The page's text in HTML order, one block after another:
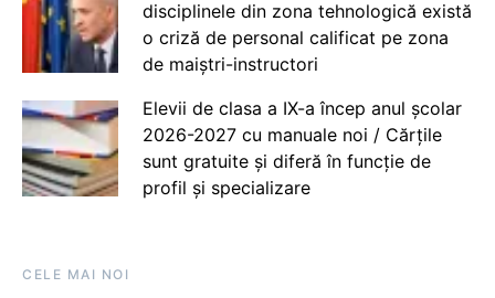
disciplinele din zona tehnologică există
o criză de personal calificat pe zona
de maiștri-instructori
Elevii de clasa a IX-a încep anul școlar
2026-2027 cu manuale noi / Cărțile
sunt gratuite și diferă în funcție de
profil și specializare
CELE MAI NOI